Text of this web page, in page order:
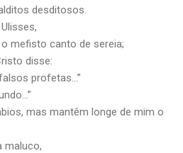
desditosos.
mefisto canto de sereia;
disse:
profetas…”
mas mantêm longe de mim o
maluco,